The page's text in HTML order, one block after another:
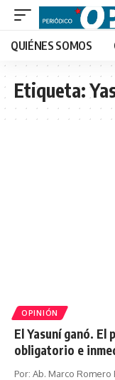
QUIÉNES SOMOS
Etiqueta:
OPINIÓN
El Yasuní ganó. El
obligatorio e
Por: Ab. Marco